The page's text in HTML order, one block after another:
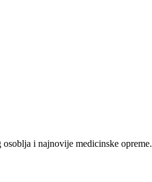
i najnovije medicinske opreme.